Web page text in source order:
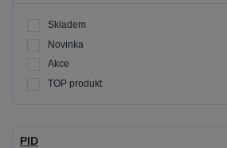
Skladem
Novinka
Akce
TOP produkt
PID